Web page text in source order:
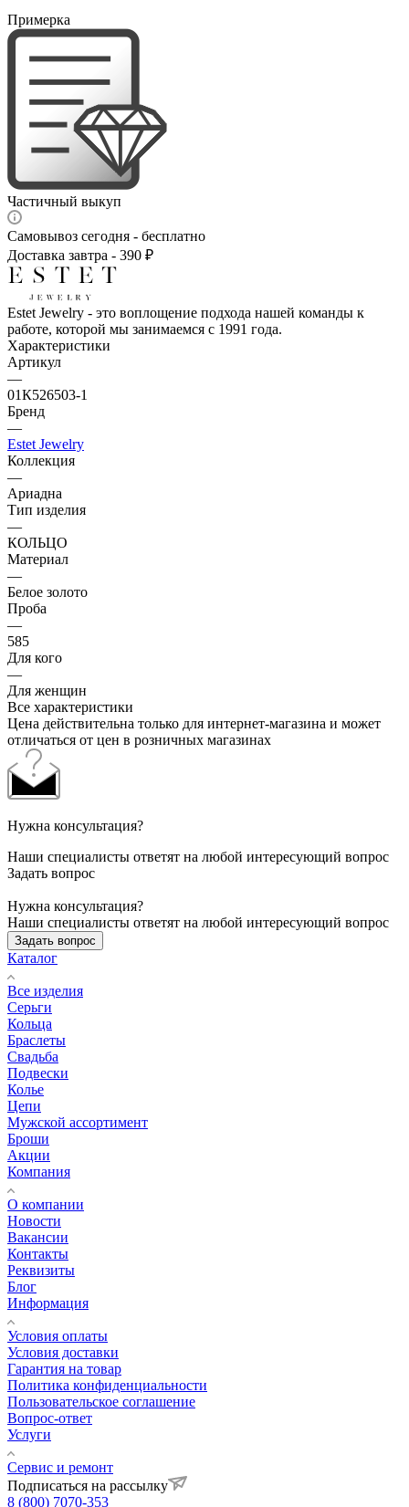
Примерка
Частичный выкуп
Самовывоз сегодня - бесплатно
Доставка завтра - 390 ₽
Estet Jewelry - это воплощение подхода нашей команды к
работе, которой мы занимаемся с 1991 года.
Характеристики
Артикул
—
01К526503-1
Бренд
—
Estet Jewelry
Коллекция
—
Ариадна
Тип изделия
—
КОЛЬЦО
Материал
—
Белое золото
Проба
—
585
Для кого
—
Для женщин
Все характеристики
Цена действительна только для интернет-магазина и может
отличаться от цен в розничных магазинах
Нужна консультация?
Наши специалисты ответят на любой интересующий вопрос
Задать вопрос
Нужна консультация?
Наши специалисты ответят на любой интересующий вопрос
Задать вопрос
Каталог
Все изделия
Серьги
Кольца
Браслеты
Свадьба
Подвески
Колье
Цепи
Мужской ассортимент
Броши
Акции
Компания
О компании
Новости
Вакансии
Контакты
Реквизиты
Блог
Информация
Условия оплаты
Условия доставки
Гарантия на товар
Политика конфиденциальности
Пользовательское соглашение
Вопрос-ответ
Услуги
Сервис и ремонт
Подписаться на рассылку
8 (800) 7070-353